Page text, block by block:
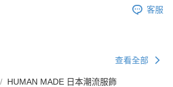
客服
查看全部
HUMAN MADE 日本潮流服飾